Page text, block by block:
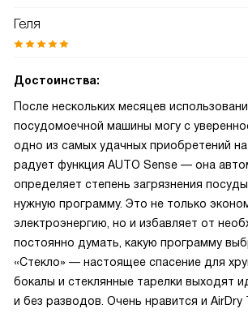
Геля
Достоинства:
После нескольких месяцев
посудомоечной машины могу с
одно из самых удачных приобретений
радует функция AUTO Sense — она
определяет степень загрязнения
нужную программу. Это не только
электроэнергию, но и избавляет от
постоянно думать, какую программу
«Стекло» — настоящее спасение для
бокалы и стеклянные тарелки выходят
и без разводов. Очень нравится и